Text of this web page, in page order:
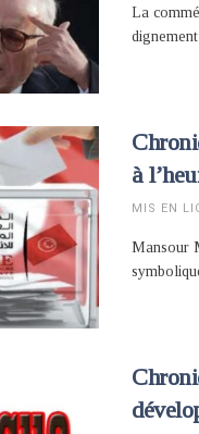
La
à
MIS EN
Mansour